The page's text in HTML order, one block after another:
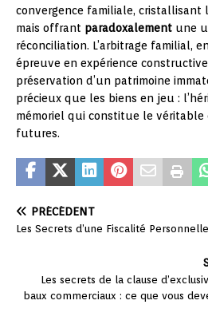
convergence familiale, cristallisant
mais offrant paradoxalement une
réconciliation. L’arbitrage familial,
épreuve en expérience
préservation d’un patrimoine
précieux que les biens en jeu :
mémoriel qui constitue le véritable
futures.
PRÉCÉDENT
Les Secrets d’une Fiscalité
Les secrets de la clause
baux commerciaux : ce que vous